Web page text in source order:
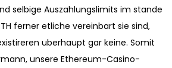
selbige Auszahlungslimits im stande
ferner etliche vereinbart sie sind,
uberhaupt gar keine. Somit
unsere Ethereum-Casino-